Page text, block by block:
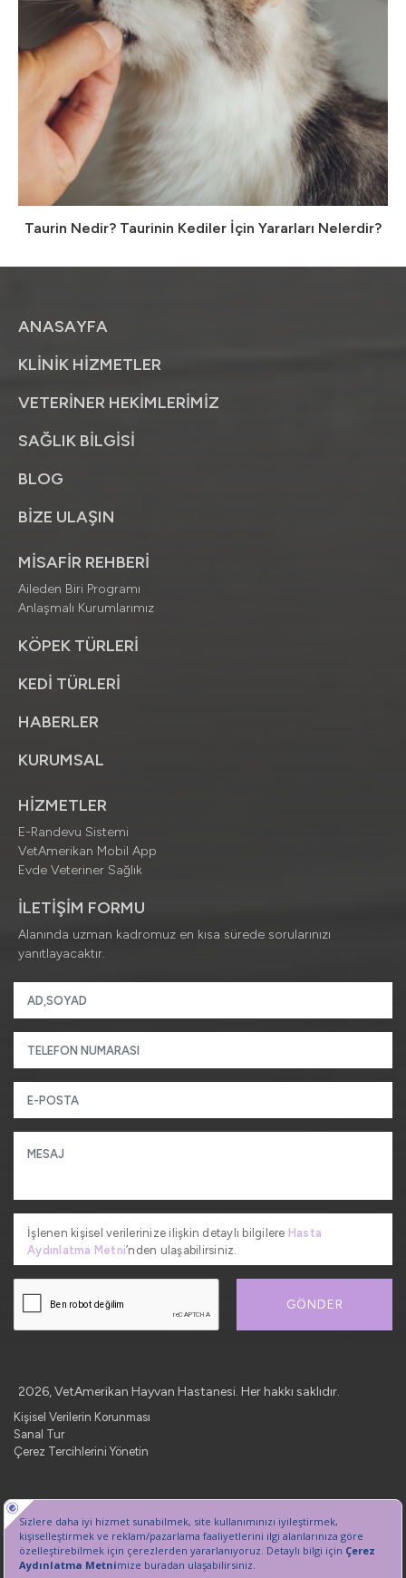
Taurin Nedir? Taurinin Kediler İçin Yararları Nelerdir?
ANASAYFA
KLİNİK HİZMETLER
VETERİNER HEKİMLERİMİZ
SAĞLIK BİLGİSİ
BLOG
BİZE ULAŞIN
MİSAFİR REHBERİ
Aileden Biri Programı
Anlaşmalı Kurumlarımız
KÖPEK TÜRLERİ
KEDİ TÜRLERİ
HABERLER
KURUMSAL
HİZMETLER
E-Randevu Sistemi
VetAmerikan Mobil App
Evde Veteriner Sağlık
İLETİŞİM FORMU
Alanında uzman kadromuz en kısa sürede sorularınızı
yanıtlayacaktır.
İşlenen kişisel verilerinize ilişkin detaylı bilgilere Hasta
Aydınlatma Metni’nden ulaşabilirsiniz.
GÖNDER
2026, VetAmerikan Hayvan Hastanesi. Her hakkı saklıdır.
Kişisel Verilerin Korunması
Sanal Tur
Çerez Tercihlerini Yönetin